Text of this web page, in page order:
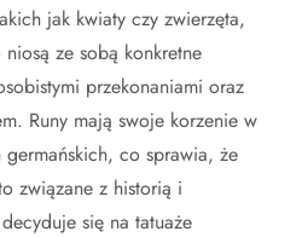
jak kwiaty czy zwierzęta,
ze sobą konkretne
przekonaniami oraz
Runy mają swoje korzenie w
co sprawia, że
związane z historią i
się na tatuaże